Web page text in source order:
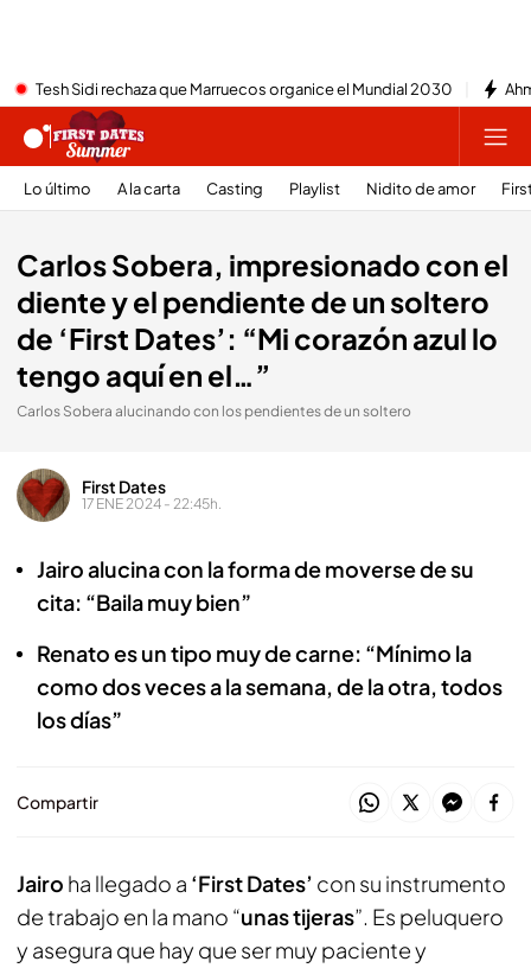
Tesh Sidi rechaza que Marruecos organice el Mundial 2030
Lo último A la carta Casting Playlist Nidito de amor
Carlos Sobera, impresionado con el
diente y el pendiente de un soltero
de ‘First Dates’: “Mi corazón azul lo
tengo aquí en el…”
Carlos Sobera alucinando con los pendientes de un soltero
First Dates
17 ENE 2024 - 22:45h.
Jairo alucina con la forma de moverse de su
cita: “Baila muy bien”
Renato es un tipo muy de carne: “Mínimo la
como dos veces a la semana, de la otra, todos
los días”
Compartir
Jairo ha llegado a ‘First Dates’ con su instrumento
de trabajo en la mano “unas tijeras”. Es peluquero
y asegura que hay que ser muy paciente y